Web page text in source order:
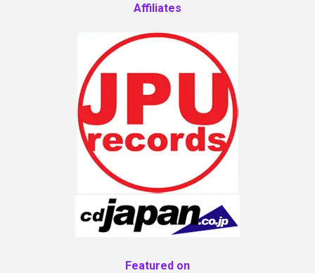
Affiliates
Featured on